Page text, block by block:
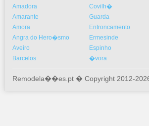
Amadora
Amarante
Amora
Angra do Hero�smo
Aveiro
Barcelos
Covilh�
Guarda
Entroncamento
Ermesinde
Espinho
�vora
Remodela��es.pt � Copyright 2012-